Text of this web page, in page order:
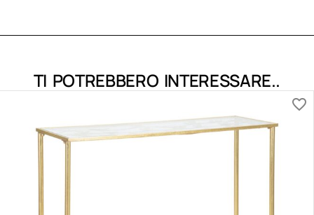
TI POTREBBERO INTERESSARE..